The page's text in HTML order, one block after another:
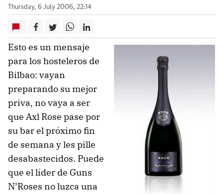
Thursday, 6 July 2006, 22:14
Esto es un mensaje
para los hosteleros de
Bilbao: vayan
preparando su mejor
priva, no vaya a ser
que Axl Rose pase por
su bar el próximo fin
de semana y les pille
desabastecidos. Puede
que el líder de Guns
N’Roses no luzca una